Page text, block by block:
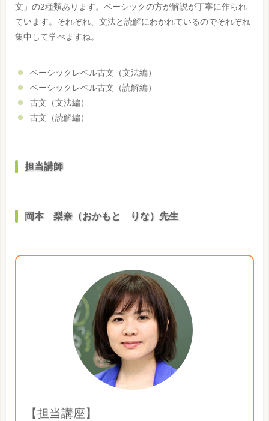
文」の2種類あります。ベーシックの方が解説が丁寧に作られ
ています。それぞれ、文法と読解にわかれているのでそれぞれ
集中して学べますね。
ベーシックレベル古文（文法編）
ベーシックレベル古文（読解編）
古文（文法編）
古文（読解編）
担当講師
岡本 梨奈（おかもと りな）先生
【担当講座】